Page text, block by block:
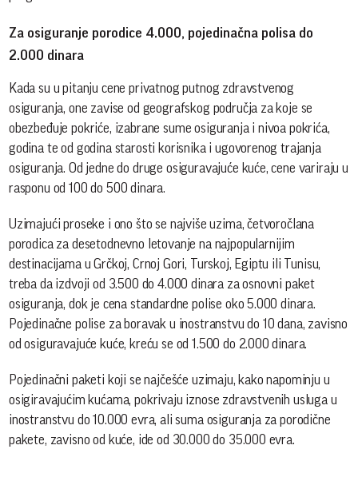
Za osiguranje porodice 4.000, pojedinačna polisa do
2.000 dinara
Kada su u pitanju cene privatnog putnog zdravstvenog
osiguranja, one zavise od geografskog područja za koje se
obezbeđuje pokriće, izabrane sume osiguranja i nivoa pokrića,
godina te od godina starosti korisnika i ugovorenog trajanja
osiguranja. Od jedne do druge osiguravajuće kuće, cene variraju u
rasponu od 100 do 500 dinara.
Uzimajući proseke i ono što se najviše uzima, četvoročlana
porodica za desetodnevno letovanje na najpopularnijim
destinacijama u Grčkoj, Crnoj Gori, Turskoj, Egiptu ili Tunisu,
treba da izdvoji od 3.500 do 4.000 dinara za osnovni paket
osiguranja, dok je cena standardne polise oko 5.000 dinara.
Pojedinačne polise za boravak u inostranstvu do 10 dana, zavisno
od osiguravajuće kuće, kreću se od 1.500 do 2.000 dinara.
Pojedinačni paketi koji se najčešće uzimaju, kako napominju u
osigiravajućim kućama, pokrivaju iznose zdravstvenih usluga u
inostranstvu do 10.000 evra, ali suma osiguranja za porodične
pakete, zavisno od kuće, ide od 30.000 do 35.000 evra.